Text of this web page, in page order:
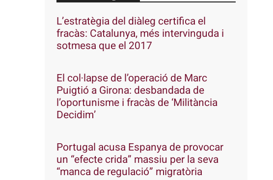
L’estratègia del diàleg certifica el
fracàs: Catalunya, més intervinguda i
sotmesa que el 2017
El col·lapse de l’operació de Marc
Puigtió a Girona: desbandada de
l’oportunisme i fracàs de ‘Militància
Decidim’
Portugal acusa Espanya de provocar
un “efecte crida” massiu per la seva
“manca de regulació” migratòria